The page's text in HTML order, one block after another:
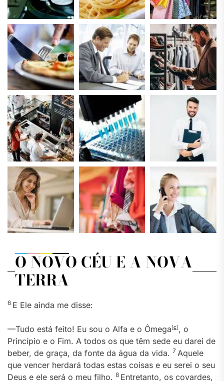
O NOVO CÉU E A NOVA
TERRA
6 E Ele ainda me disse:
—Tudo está feito! Eu sou o Alfa e o Ômega[c], o
Princípio e o Fim. A todos os que têm sede eu darei de
beber, de graça, da fonte da água da vida. 7 Aquele
que vencer herdará todas estas coisas e eu serei o seu
Deus e ele será o meu filho. 8 Entretanto, os covardes,